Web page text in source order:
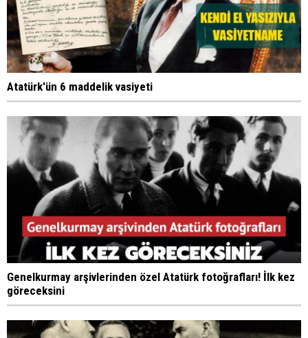
Atatürk'ün 6 maddelik vasiyeti
Genelkurmay arşivlerinden özel Atatürk fotoğrafları! İlk kez
göreceksini